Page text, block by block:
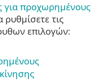
για προχωρημένους
ρυθμίσετε τις
επιλογών: